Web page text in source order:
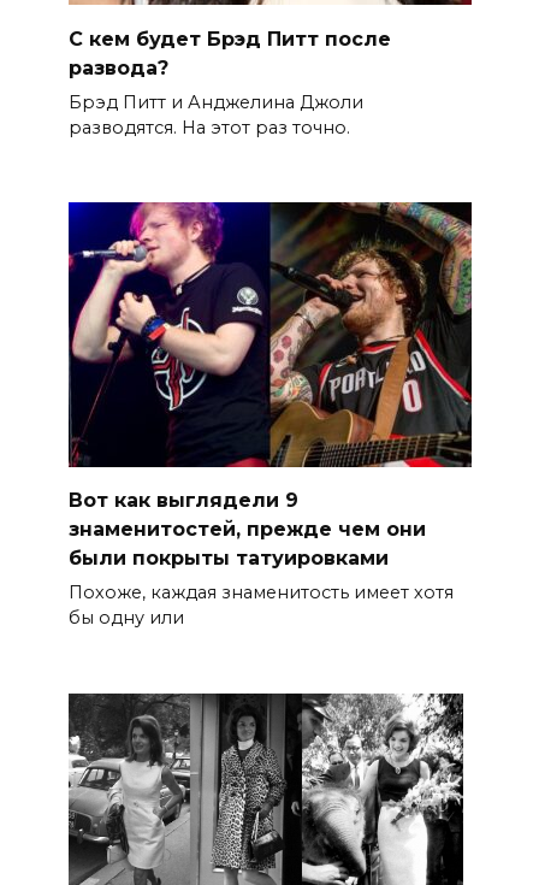
С кем будет Брэд Питт после
развода?
Брэд Питт и Анджелина Джоли
разводятся. На этот раз точно.
Вот как выглядели 9
знаменитостей, прежде чем они
были покрыты татуировками
Похоже, каждая знаменитость имеет хотя
бы одну или